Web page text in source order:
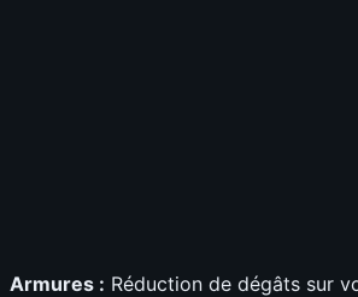
Armures : Réduction de dégâts sur